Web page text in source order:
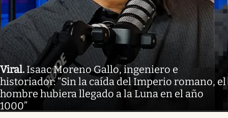
Viral. Isaac Moreno Gallo, ingeniero e
historiador: “Sin la caída del Imperio romano, el
hombre hubiera llegado a la Luna en el año
1000”